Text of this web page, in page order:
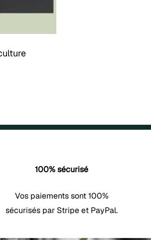
100% sécurisé
Vos paiements sont 100%
sécurisés par Stripe et PayPal.